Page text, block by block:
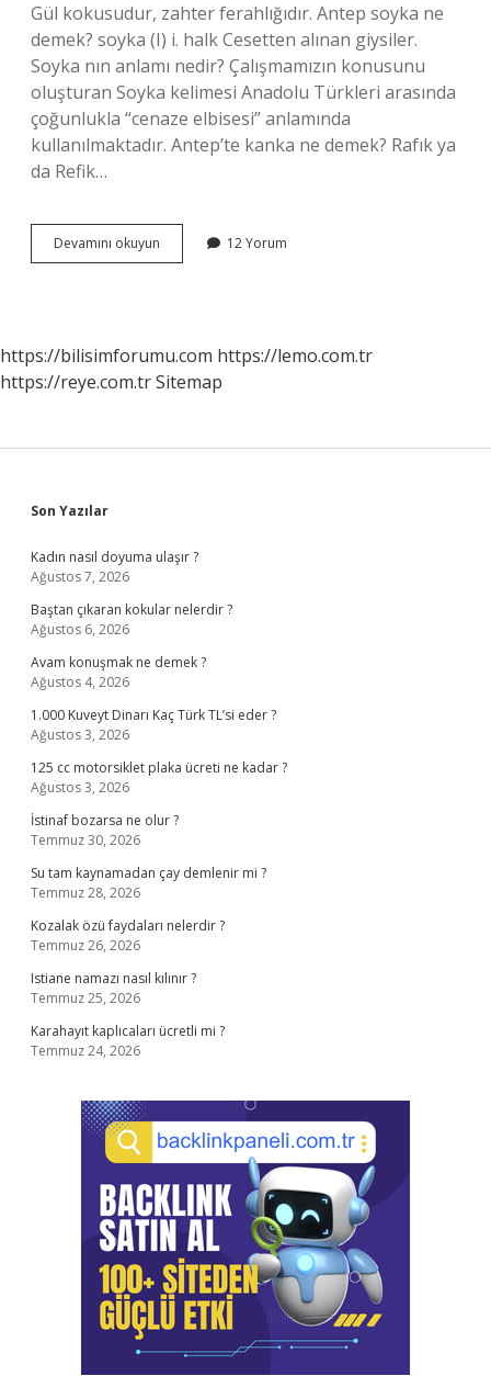
Gül kokusudur, zahter ferahlığıdır. Antep soyka ne
demek? soyka (I) i. halk Cesetten alınan giysiler.
Soyka nın anlamı nedir? Çalışmamızın konusunu
oluşturan Soyka kelimesi Anadolu Türkleri arasında
çoğunlukla “cenaze elbisesi” anlamında
kullanılmaktadır. Antep’te kanka ne demek? Rafık ya
da Refik…
Devamını okuyun
Dilinde
12 Yorum
https://bilisimforumu.com https://lemo.com.tr
https://reye.com.trSitemap
Sidebar
Son Yazılar
Kadın nasıl doyuma ulaşır ?
Ağustos 7, 2026
Baştan çıkaran kokular nelerdir ?
Ağustos 6, 2026
Avam konuşmak ne demek ?
Ağustos 4, 2026
1.000 Kuveyt Dinarı Kaç Türk TL’si eder ?
Ağustos 3, 2026
125 cc motorsiklet plaka ücreti ne kadar ?
Ağustos 3, 2026
İstinaf bozarsa ne olur ?
Temmuz 30, 2026
Su tam kaynamadan çay demlenir mi ?
Temmuz 28, 2026
Kozalak özü faydaları nelerdir ?
Temmuz 26, 2026
Istiane namazı nasıl kılınır ?
Temmuz 25, 2026
Karahayıt kaplıcaları ücretli mi ?
Temmuz 24, 2026